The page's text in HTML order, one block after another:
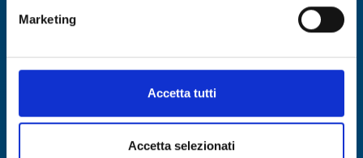
Marketing
Accetta tutti
Accetta selezionati
DISCOVER MORE →